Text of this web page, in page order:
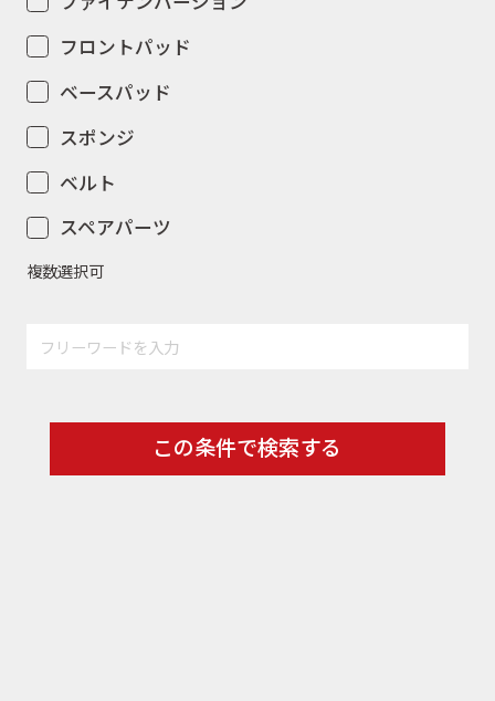
フロントパッド
ベースパッド
スポンジ
ベルト
スペアパーツ
複数選択可
この条件で検索する